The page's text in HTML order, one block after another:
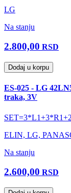
LG
Na stanju
2.800,00 RSD
Dodaj u korpu
ES-025 - LG
traka, 3V
ELIN, LG,
Na stanju
2.600,00 RSD